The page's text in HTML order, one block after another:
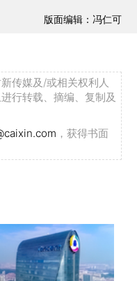
版面编辑：冯仁可
传媒及/或相关权利人
行转载、摘编、复制及
，获得书面